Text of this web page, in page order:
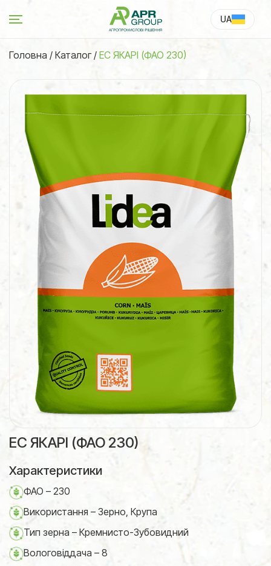
UA
Головна / Каталог/ ЕС ЯКАРІ (ФАО 230)
ЕС ЯКАРІ (ФАО 230)
Характеристики
ФАО – 230
Використання – Зерно, Крупа
Тип зерна – Кремнисто-Зубовидний
Вологовіддача – 8